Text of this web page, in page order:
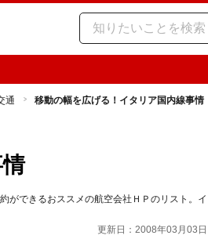
通 移動の幅を広げる！イタリア国内線事情
ができるおススメの航空会社ＨＰのリスト。イ
更新日：2008年03月03日